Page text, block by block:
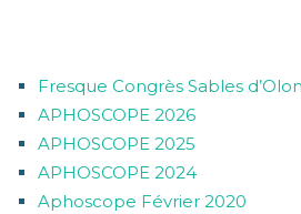
Fresque Congrès Sables
APHOSCOPE 2026
APHOSCOPE 2025
APHOSCOPE 2024
Aphoscope Février 2020